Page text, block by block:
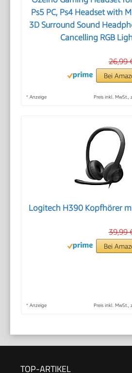
Ps5 PC, Ps4 Headset with
3D Surround Sound
Cancelling RGB
26,99
Bei
* Anzeige Preis inkl. MwSt.,
Logitech H390 Kopfhörer
39,99
Bei
* Anzeige Preis inkl. MwSt.,
TOP-ARTIKEL